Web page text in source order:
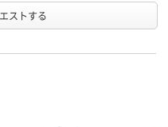
ストする